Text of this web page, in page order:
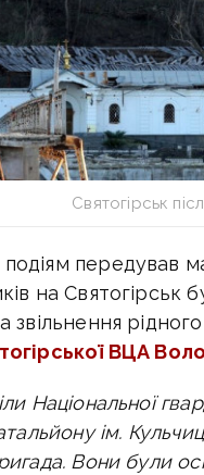
Святогірськ
передував
на Святогірськ
звільнення
ВЦА
Національної
ім.
Вони були